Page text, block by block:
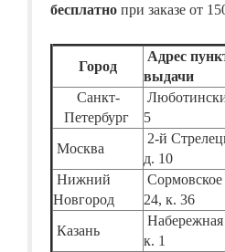
бесплатно при заказе от
Город
Адрес
выдачи
Санкт-
Петербург
5
Москва
2-й
д. 10
Нижний
Новгород
24, к. 36
Казань
Набережная
к. 1